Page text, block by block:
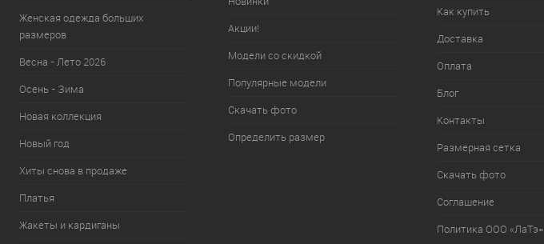
Женская одежда больших
размеров
Весна - Лето 2026
Осень - Зима
Новая коллекция
Новый год
Хиты снова в продаже
Платья
Жакеты и кардиганы
Акции!
Модели со скидкой
Популярные модели
Скачать фото
Определить размер
Как купить
Доставка
Оплата
Блог
Контакты
Размерная сетка
Скачать фото
Соглашение
Политика ООО «ЛаТэ»